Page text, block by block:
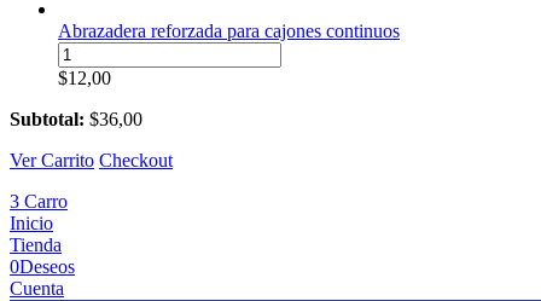
cajón
PRECIO
OFERTA
cantidad
Abrazadera reforzada para cajones continuos
Abrazadera
reforzada
cajones
cantidad
$12,00
Subtotal: $36,00
Ver Carrito Checkout
3 Carro
Inicio
Tienda
0Deseos
Cuenta